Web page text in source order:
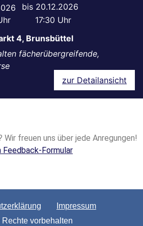
zur Detailansicht
20.12.2026
17:30
4, Brunsbüttel
fächerübergreifende,
Wir freuen uns über jede Anregungen!
Feedback-Formular
Impressum
vorbehalten